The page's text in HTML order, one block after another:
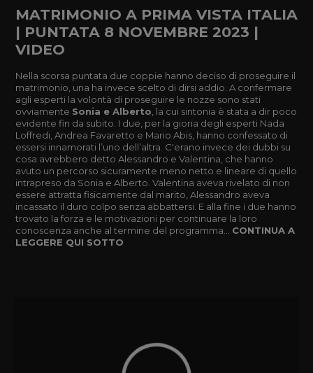
MATRIMONIO A PRIMA VISTA ITALIA
| PUNTATA 8 NOVEMBRE 2023 |
VIDEO
Nella scorsa puntata due coppie hanno deciso di proseguire il
matrimonio, una ha invece scelto di dirsi addio. A confermare
agli esperti la volontà di proseguire le nozze sono stati
ovviamente Sonia e Alberto , la cui sintonia è stata a dir poco
evidente fin da subito. I due, per la gioria degli esperti Nada
Loffredi, Andrea Favaretto e Mario Abis, hanno confessato di
essersi innamorati l’uno dell’altra. C'erano invece dei dubbi su
cosa avrebbero detto Alessandro e Valentina, che hanno
avuto un percorso sicuramente meno netto e lineare di quello
intrapreso da Sonia e Alberto. Valentina aveva rivelato di non
essere attratta fisicamente dal marito, Alessandro aveva
incassato il duro colpo senza abbattersi. E alla fine i due hanno
trovato la forza e le motivazioni per continuare la loro
conoscenza anche al termine del programma... CONTINUA A
LEGGERE QUI SOTTO